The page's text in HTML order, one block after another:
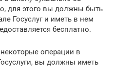
для этого вы должны быть
Госуслуг и иметь в нем
бесплатно.
операции в
вы должны иметь